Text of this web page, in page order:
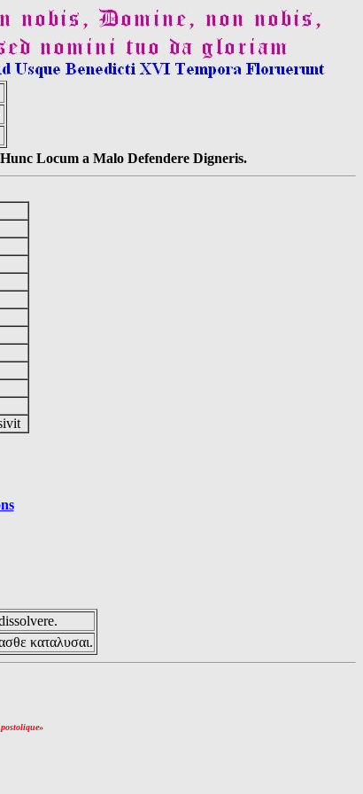
Locum a Malo Defendere Digneris.
καταλυσαι.
»